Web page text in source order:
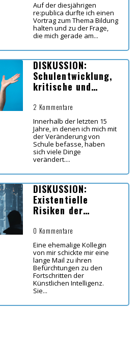
Auf der diesjährigen
re:publica durfte ich einen
Vortrag zum Thema Bildung
halten und zu der Frage,
die mich gerade am...
DISKUSSION:
Schulentwicklung,
kritische und
Kolleg*innen – Ein
Update 2025
2 Kommentare
Innerhalb der letzten 15
Jahre, in denen ich mich mit
der Veränderung von
Schule befasse, haben
sich viele Dinge
verändert....
DISKUSSION:
Existentielle
Risiken der
Intelligenz – Ein
Weckruf
0 Kommentare
Eine ehemalige Kollegin
von mir schickte mir eine
lange Mail zu ihren
Befürchtungen zu den
Fortschritten der
Künstlichen Intelligenz.
Sie...